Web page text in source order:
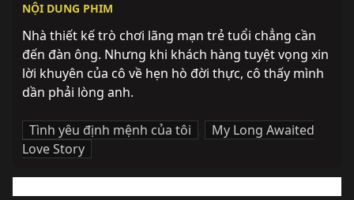
NỘI DUNG PHIM
Nhà thiết kế trò chơi lãng mạn trẻ tuổi chẳng cần
đến đàn ông. Nhưng khi khách hàng tuyệt vọng xin
lời khuyên của cô về hẹn hò đời thực, cô thấy mình
dần phải lòng anh.
Tình yêu định mệnh của tôi ,
My Long Awaited
Love Story